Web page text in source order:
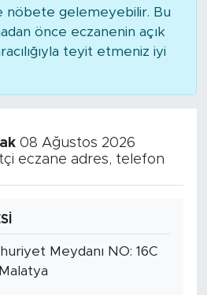
nöbete gelemeyebilir. Bu
önce eczanenin açık
teyit etmeniz iyi
08 Ağustos 2026
eczane adres, telefon
Meydanı NO: 16C